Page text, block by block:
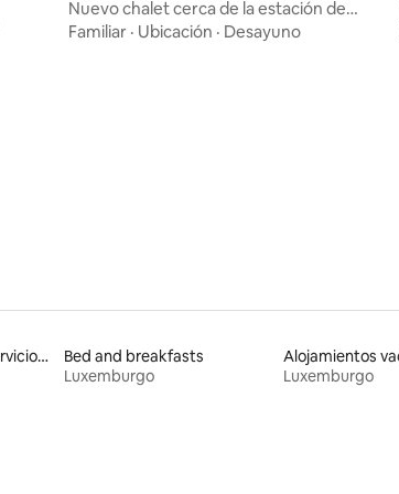
Nuevo chalet cerca de la estación de
tren, a lo largo del río Sûre
Familiar · Ubicación · Desayuno
Apartamentos con servicios incluidos vacacionales
Bed and breakfasts
Luxemburgo
Luxemburgo